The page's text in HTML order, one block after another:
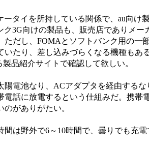
タイを所持している関係で、au向け
ク3G向けの製品も、販売店でありメー
ただし、FOMAとソフトバンク用の一
いたり、差し込みづらくなる機種もあ
品紹介サイトで確認して欲しい。
電池なり、ACアダプタを経由する
電話に放電するという仕組みだ。携帯
がありがたい。
は野外で6～10時間で、曇りでも充